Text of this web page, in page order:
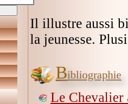
Il illustre aussi
la jeunesse.
Bibliographie
Le Chevalier